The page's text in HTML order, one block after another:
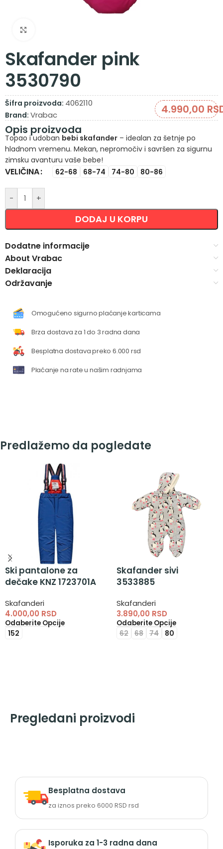
Skafander pink
3530790
Šifra proizvoda: 4062110
Brand: Vrabac 4.990,00
Opis proizvoda
Topao i udoban bebi skafander – idealan za šetnje po
hladnom vremenu. Mekan, nepromočiv i savršen za sigurnu
zimsku avanturu vaše bebe!
VELIČINA 62-68 68-74 74-80 80-86
- +
DODAJ U KORPU
Alternative:
Dodatne informacije
About Vrabac
Deklaracija
Održavanje
Omogućeno sigurno plaćanje karticama
Brza dostava za 1 do 3 radna dana
Besplatna dostava preko 6.000 rsd
Plaćanje na rate u našim radnjama
Predlažemo da pogledate
Ski pantalone za
dečake KNZ 1723701A
Skafanderi
4.000,00 RSD
Odaberite Opcije
152
Skafander sivi
3533885
Skafanderi
3.890,00 RSD
Odaberite Opcije
62 68 74 80
Pregledani proizvodi
Besplatna dostava
za iznos preko 6000 RSD rsd
Isporuka za 1-3 radna dana